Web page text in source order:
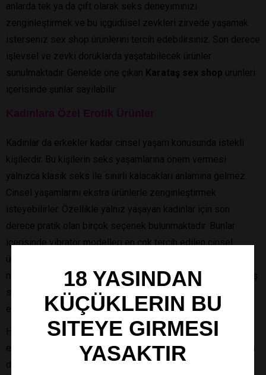
anlarda tek ya da çift olarak seks deneyiminizi
zenginleştirmek ve bu içgüdüsel zevkleri zirvede yaşamak
isterseniz sex shop ürünlerini tercih edebilirsiniz. Son derece
işlevsel ve zevki doruklarda yaşatabilecek ürünler
sunulmaktadır. Genelde öne çıkan Karataş sex shop ürünleri
içerisinde şunlar sayılabilir:
Kadınlara Özel Erotik Ürünler
Kadınlar da erkekler kadar cinsel yaşam konusunda istekli
kişilerdir. Bu kişilerin seks yaşamlarına önem vermesi
yalnızca klasik seks ile sınırlı kalacakları anlamına gelmez.
Cinsel yaşamlarını ekstra ürünlerle zenginleştirmek
isteyebilirler. Özellikle yalnız yaşayan kadınlar için son
derece pratik olan birçok seçenek bulunmaktadır. Bunlar
içerisinde vibratör modelleri en çok tercih edilen cinsel
ürünlerden biridir. Bunlar içerisinde rabbit yani tavşan
modeller kullanıcı beğenisi yüksek olanlardan biridir. İç ve dış
stimülasyon sağlaması bunların tercih edilmesindeki temel
etkenlerden biridir.
Hava basınçlı olarak tasarlanan stimülatörler de öne çıkan
erotik sağlık ürünleri içerisinde yer alır. Temas etmeden hava
dalgaları ile uyarı sağlayan cihazlardır. Bunların yanında
18 YASINDAN
KÜÇÜKLERIN BU
SITEYE GIRMESI
YASAKTIR